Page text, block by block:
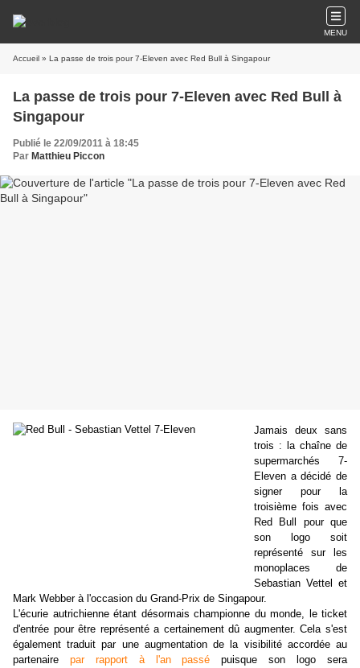
MENU
Accueil » La passe de trois pour 7-Eleven avec Red Bull à Singapour
La passe de trois pour 7-Eleven avec Red Bull à
Singapour
Publié le 22/09/2011 à 18:45
Par Matthieu Piccon
Jamais deux sans
trois : la chaîne de
supermarchés 7-
Eleven a décidé de
signer pour la
troisième fois avec
Red Bull pour que
son logo soit
représenté sur les
monoplaces de
Sebastian Vettel et
Mark Webber à l'occasion du Grand-Prix de Singapour.
L'écurie autrichienne étant désormais championne du monde, le ticket
d'entrée pour être représenté a certainement dû augmenter. Cela s'est
également traduit par une augmentation de la visibilité accordée au
partenaire par rapport à l'an passé puisque son logo sera